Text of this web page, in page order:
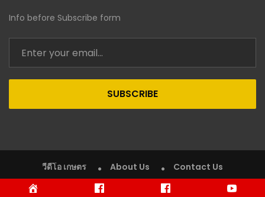
Info before Subscribe form
SUBSCRIBE
วีดีโอ เกษตร About Us Contact Us
Copyright © 2020 VDO Kaset (วีดีโอ เกษตร). All rights reserved.